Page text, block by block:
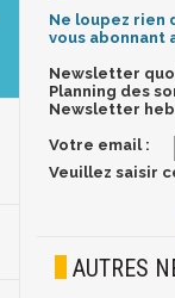
Ne loupez rien
vous abonnant
Newsletter
Planning des
Newsletter
Votre email :
Veuillez saisir
AUTRES